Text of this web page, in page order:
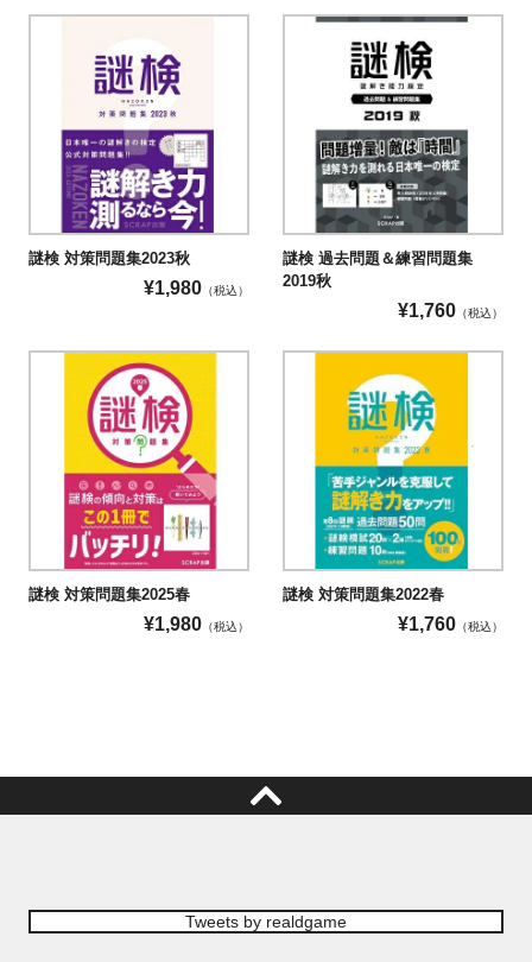
謎検 対策問題集2023秋
¥1,980 （税込）
謎検 過去問題＆練習問題集
2019秋
¥1,760 （税込）
謎検 対策問題集2025春
¥1,980 （税込）
謎検 対策問題集2022春
¥1,760 （税込）
Tweets by realdgame